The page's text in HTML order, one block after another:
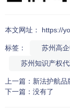
本文网址： https://
标签： 苏州高
苏州知识产权
上一篇： 新法护航品
下一篇： 没有了